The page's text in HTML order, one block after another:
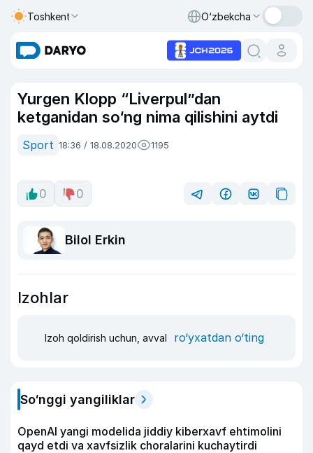
Toshkent O‘zbekcha
Yurgen Klopp “Liverpul”dan
ketganidan so‘ng nima qilishini aytdi
Sport 18:36 / 18.08.2020 1195
0 0
Bilol Erkin
Izohlar
Izoh qoldirish uchun, avval ro‘yxatdan o‘ting
So‘nggi yangiliklar
OpenAI yangi modelida jiddiy kiberxavf ehtimolini
qayd etdi va xavfsizlik choralarini kuchaytirdi